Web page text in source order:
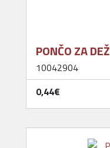
PONČO ZA DEŽ
10042904
0,44‎€